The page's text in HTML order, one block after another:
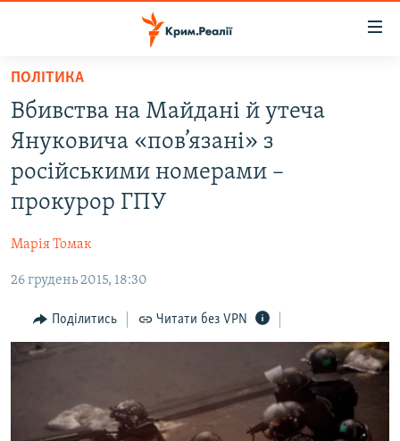
Перейти
основного
матеріалу
Перейти
до
основної
Перейти
до
НОВИНИ
ВІДЕО ТА ФОТО
ПОГЛЯД
ІНТЕРВ'Ю
ВСЕ ЗА ДЕНЬ
СПЕЦПРОЕКТИ
ВІДЕОУРОКИ «ELIFBE»
Русский
ПОЛІТИКА
Вбивства на Майдані й утеча
Януковича «пов’язані» з
російськими номерами –
прокурор ГПУ
Марія Томак
26 грудень 2015, 18:30
Поділитись Читати без VPN